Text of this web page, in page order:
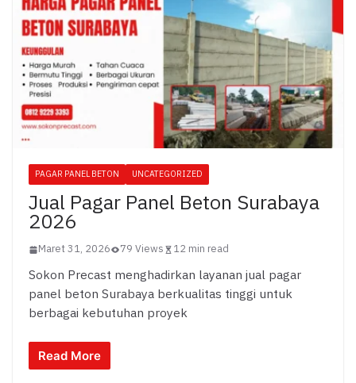
PAGAR PANEL BETON UNCATEGORIZED
Jual Pagar Panel Beton Surabaya
2026
Maret 31, 2026 79 Views 12 min read
Sokon Precast menghadirkan layanan jual pagar
panel beton Surabaya berkualitas tinggi untuk
berbagai kebutuhan proyek
Read More